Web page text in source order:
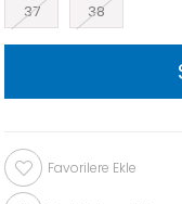
37
38
Favorilere Ekle